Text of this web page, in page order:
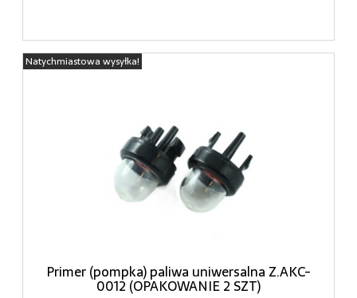
Primer (pompka) paliwa uniwersalna Z.AKC-
0012 (OPAKOWANIE 2 SZT)
Natychmiastowa wysyłka!